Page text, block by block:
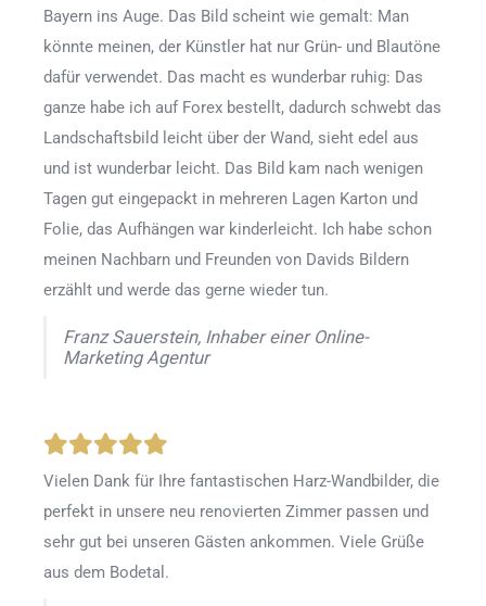
Bayern ins Auge. Das Bild scheint wie gemalt: Man
könnte meinen, der Künstler hat nur Grün- und Blautöne
dafür verwendet. Das macht es wunderbar ruhig: Das
ganze habe ich auf Forex bestellt, dadurch schwebt das
Landschaftsbild leicht über der Wand, sieht edel aus
und ist wunderbar leicht. Das Bild kam nach wenigen
Tagen gut eingepackt in mehreren Lagen Karton und
Folie, das Aufhängen war kinderleicht. Ich habe schon
meinen Nachbarn und Freunden von Davids Bildern
erzählt und werde das gerne wieder tun.
Franz Sauerstein, Inhaber einer Online-
Marketing Agentur
Vielen Dank für Ihre fantastischen Harz-Wandbilder, die
perfekt in unsere neu renovierten Zimmer passen und
sehr gut bei unseren Gästen ankommen. Viele Grüße
aus dem Bodetal.